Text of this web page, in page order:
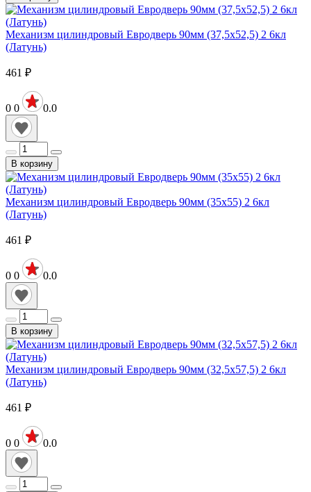
Механизм цилиндровый Евродверь 90мм (37,5х52,5) 2 6кл
(Латунь)
461 ₽
0 0 0.0
В корзину
Механизм цилиндровый Евродверь 90мм (35х55) 2 6кл
(Латунь)
461 ₽
0 0 0.0
В корзину
Механизм цилиндровый Евродверь 90мм (32,5х57,5) 2 6кл
(Латунь)
461 ₽
0 0 0.0